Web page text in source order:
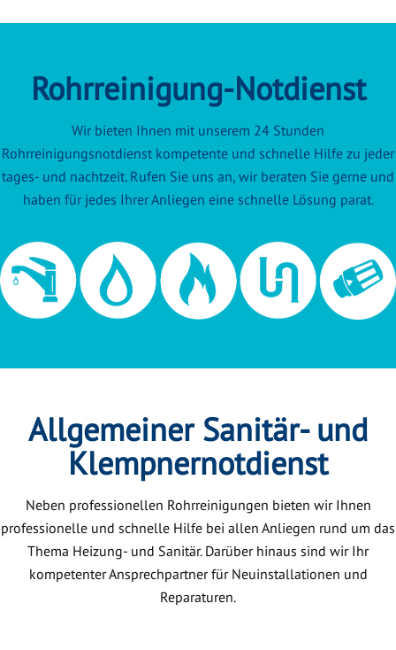
Rohrreinigung-Notdienst
Wir bieten Ihnen mit unserem 24 Stunden
Rohrreinigungsnotdienst kompetente und schnelle Hilfe zu jeder
tages- und nachtzeit. Rufen Sie uns an, wir beraten Sie gerne und
haben für jedes Ihrer Anliegen eine schnelle Lösung parat.
Allgemeiner Sanitär- und
Klempnernotdienst
Neben professionellen Rohrreinigungen bieten wir Ihnen
professionelle und schnelle Hilfe bei allen Anliegen rund um das
Thema Heizung- und Sanitär. Darüber hinaus sind wir Ihr
kompetenter Ansprechpartner für Neuinstallationen und
Reparaturen.